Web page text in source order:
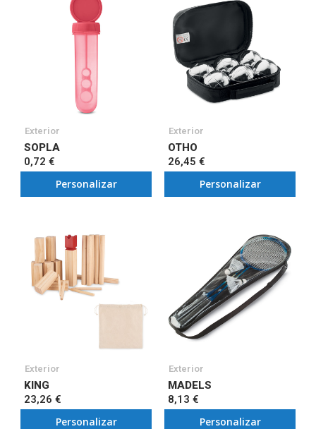
Exterior
SOPLA
0,72 €
Personalizar
Exterior
OTHO
26,45 €
Personalizar
Exterior
KING
23,26 €
Personalizar
Exterior
MADELS
8,13 €
Personalizar